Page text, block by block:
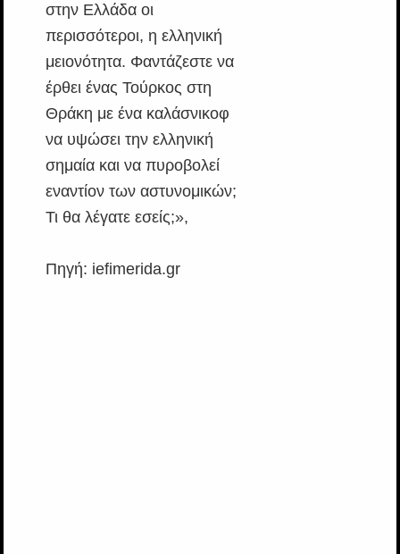
στην Ελλάδα οι
περισσότεροι, η ελληνική
μειονότητα. Φαντάζεστε να
έρθει ένας Τούρκος στη
Θράκη με ένα καλάσνικοφ
να υψώσει την ελληνική
σημαία και να πυροβολεί
εναντίον των αστυνομικών;
Τι θα λέγατε εσείς;»,
Πηγή: iefimerida.gr